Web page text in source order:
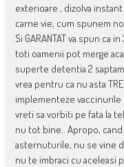
exterioare , dizolva
carne vie, cum spunem
Si GARANTAT va spun ca
toti oamenii pot merge
superte detentia 2
vrea pentru ca nu asta
implementeze vaccinurile
vreti sa vorbiti pe fata la
nu tot bine.. Apropo,
asternuturile, nu se vine
nu te imbraci cu aceleasi